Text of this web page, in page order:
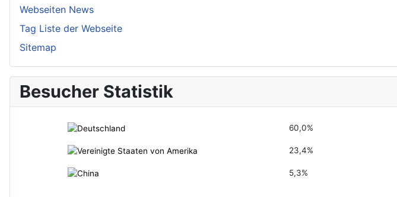
Webseiten News
Tag Liste der Webseite
Sitemap
Besucher Statistik
60,0%
23,4%
5,3%